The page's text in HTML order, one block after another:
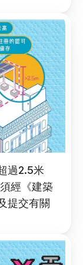
過2.5米
經《建築
提交有關